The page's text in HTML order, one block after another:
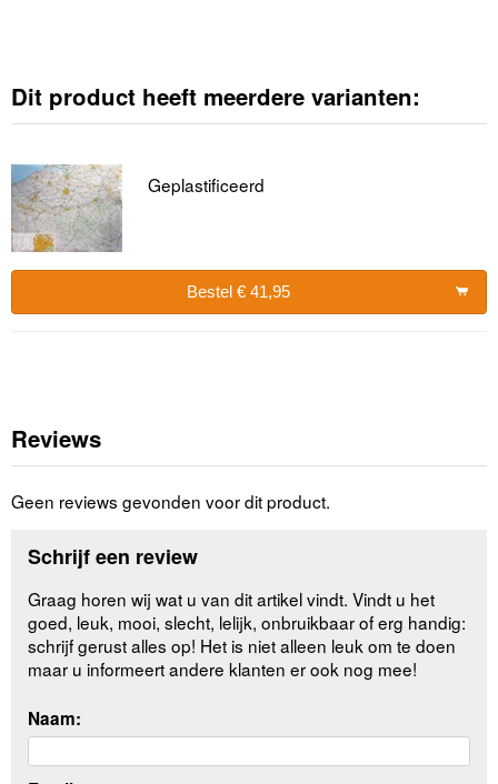
Dit product heeft meerdere varianten:
Geplastificeerd
Bestel € 41,95
Reviews
Geen reviews gevonden voor dit product.
Schrijf een review
Graag horen wij wat u van dit artikel vindt. Vindt u het
goed, leuk, mooi, slecht, lelijk, onbruikbaar of erg handig:
schrijf gerust alles op! Het is niet alleen leuk om te doen
maar u informeert andere klanten er ook nog mee!
Naam: